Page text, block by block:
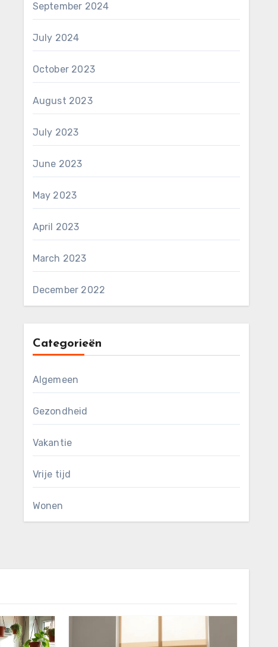
September 2024
July 2024
October 2023
August 2023
July 2023
June 2023
May 2023
April 2023
March 2023
December 2022
Categorieën
Algemeen
Gezondheid
Vakantie
Vrije tijd
Wonen